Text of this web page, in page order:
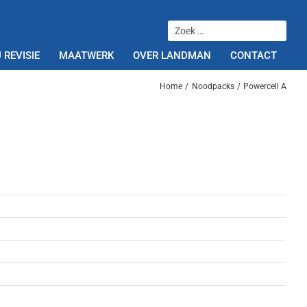
REVISIE MAATWERK OVER LANDMAN CONTACT
Home Noodpacks Powercell A